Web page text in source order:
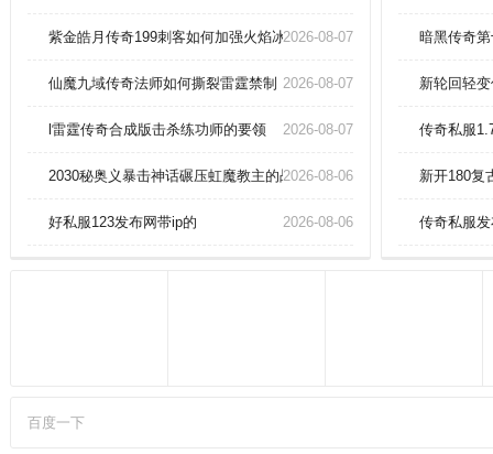
定的符号（如""或"?"）标注，使得
紫金皓月传奇199刺客如何加强火焰冰！2026-08-07
仙魔九域传奇法师如何撕裂雷霆禁制！2026-08-07
l雷霆传奇合成版击杀练功师的要领 2026-08-07
2030秘奥义暴击神话碾压虹魔教主的战术2026-08-06
好私服123发布网带ip的 2026-08-06
暗黑传奇
新轮回轻
传奇私服
新开180复
传奇私服
百度一下